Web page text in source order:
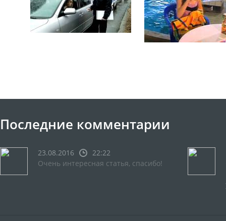
Последние комментарии
23.08.2016
22:22
Очень интересная статья, спасибо!